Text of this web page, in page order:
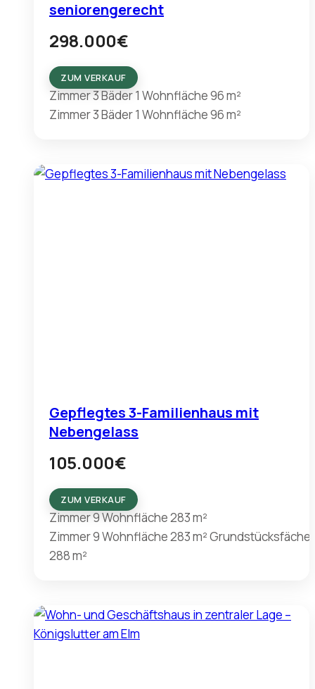
seniorengerecht
298.000€
ZUM VERKAUF
Zimmer3Bäder1 Wohnfläche96 m²
Zimmer3Bäder1 Wohnfläche96 m²
Gepflegtes 3-Familienhaus mit
Nebengelass
105.000€
ZUM VERKAUF
Zimmer9Wohnfläche283 m²
Zimmer9Wohnfläche283 m²Grundstücksfäche
288 m²